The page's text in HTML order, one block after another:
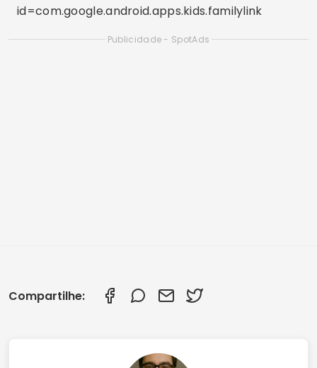
Controle Parental no Facebook e Messenger:
Assista Filmes Online Grátis